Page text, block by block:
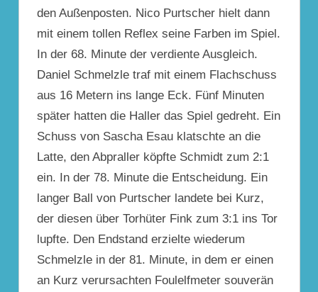
den Außenposten. Nico Purtscher hielt dann
mit einem tollen Reflex seine Farben im Spiel.
In der 68. Minute der verdiente Ausgleich.
Daniel Schmelzle traf mit einem Flachschuss
aus 16 Metern ins lange Eck. Fünf Minuten
später hatten die Haller das Spiel gedreht. Ein
Schuss von Sascha Esau klatschte an die
Latte, den Abpraller köpfte Schmidt zum 2:1
ein. In der 78. Minute die Entscheidung. Ein
langer Ball von Purtscher landete bei Kurz,
der diesen über Torhüter Fink zum 3:1 ins Tor
lupfte. Den Endstand erzielte wiederum
Schmelzle in der 81. Minute, in dem er einen
an Kurz verursachten Foulelfmeter souverän